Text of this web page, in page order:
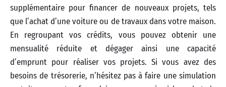
supplémentaire pour financer de nouveaux projets, tels
que l’achat d’une voiture ou de travaux dans votre maison.
En regroupant vos crédits, vous pouvez obtenir une
mensualité réduite et dégager ainsi une capacité
d’emprunt pour réaliser vos projets. Si vous avez des
besoins de trésorerie, n’hésitez pas à faire une simulation